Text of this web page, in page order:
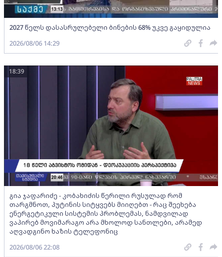
2027 წელს დასასრულებელი ბინების 68% უკვე გაყიდულია
2026/08/06 14:29
გია ჯაფარიძე - კობახიძის წერილი რუსულად რომ
თარგმნოთ, პუტინის სიტყვებს მიიღებთ - რაც შეეხება
ენერგეტიკული სისტემის პრობლემას, ნამდვილად
ვაპირებ მოვიმარაგო არა მხოლოდ სანთლები, არამედ
აღვადგინო ხაზის ტელეფონიც
18:39
2026/08/06 22:08